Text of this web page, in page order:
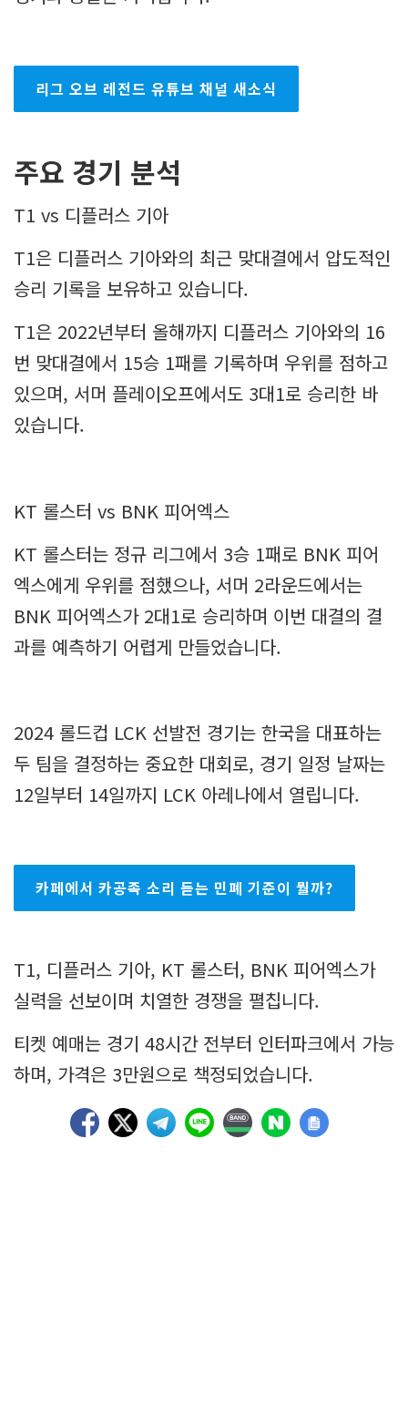
리그 오브 레전드 유튜브 채널 새소식
주요 경기 분석
T1 vs 디플러스 기아
T1은 디플러스 기아와의 최근 맞대결에서 압도적인
승리 기록을 보유하고 있습니다.
T1은 2022년부터 올해까지 디플러스 기아와의 16
번 맞대결에서 15승 1패를 기록하며 우위를 점하고
있으며, 서머 플레이오프에서도 3대1로 승리한 바
있습니다.
KT 롤스터 vs BNK 피어엑스
KT 롤스터는 정규 리그에서 3승 1패로 BNK 피어
엑스에게 우위를 점했으나, 서머 2라운드에서는
BNK 피어엑스가 2대1로 승리하며 이번 대결의 결
과를 예측하기 어렵게 만들었습니다.
2024 롤드컵 LCK 선발전 경기는 한국을 대표하는
두 팀을 결정하는 중요한 대회로, 경기 일정 날짜는
12일부터 14일까지 LCK 아레나에서 열립니다.
카페에서 카공족 소리 듣는 민폐 기준이 뭘까?
T1, 디플러스 기아, KT 롤스터, BNK 피어엑스가
실력을 선보이며 치열한 경쟁을 펼칩니다.
티켓 예매는 경기 48시간 전부터 인터파크에서 가능
하며, 가격은 3만원으로 책정되었습니다.